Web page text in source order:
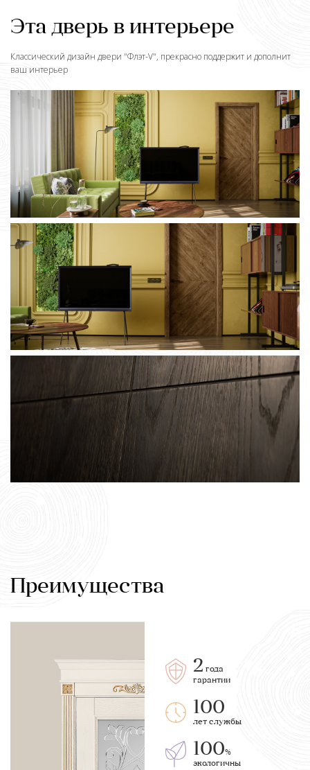
Эта дверь в интерьере
Классический дизайн двери "Флэт-V", прекрасно поддержит и дополнит
ваш интерьер
Преимущества
2 года
гарантии
100
лет службы
100%
экологичны